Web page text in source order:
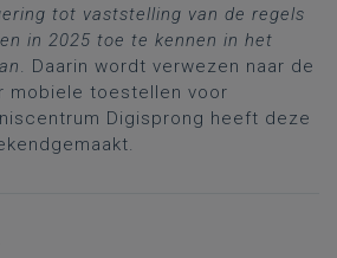
tot vaststelling van de regels
in 2025 toe te kennen in het
. Daarin wordt verwezen naar de
mobiele toestellen voor
Digisprong heeft deze